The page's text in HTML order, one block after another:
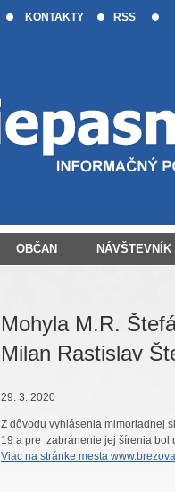
KONTAKTY RSS
OBČAN NÁVŠTEVNÍK
Mohyla M.R.
Milan Rastislav
29. 3. 2020
Z dôvodu vyhlásenia mimoriadnej
19 a pre zabránenie jej šírenia bol
Viac na stránke mesta